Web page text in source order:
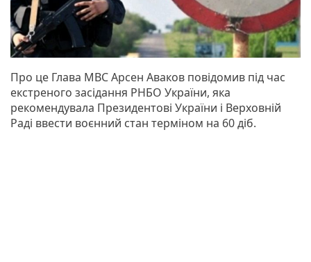
Про це Глава МВС Арсен Аваков повідомив під час
екстреного засідання РНБО України, яка
рекомендувала Президентові України і Верховній
Раді ввести воєнний стан терміном на 60 діб.